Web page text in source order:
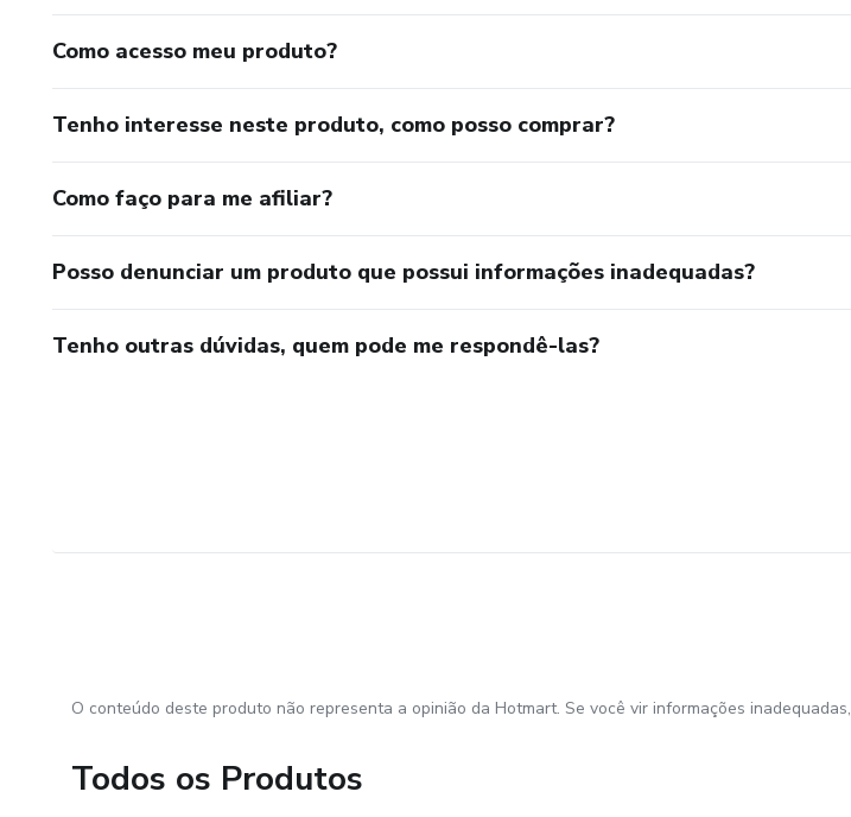
Como acesso meu produto?
Tenho interesse neste produto, como posso comprar?
Como faço para me afiliar?
Posso denunciar um produto que possui informações inadequadas?
Tenho outras dúvidas, quem pode me respondê-las?
O conteúdo deste produto não representa a opinião da Hotmart. Se você vir informações inadequadas,
Todos os Produtos